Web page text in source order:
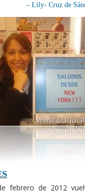
– Lily- Cruz de
febrero de 2012